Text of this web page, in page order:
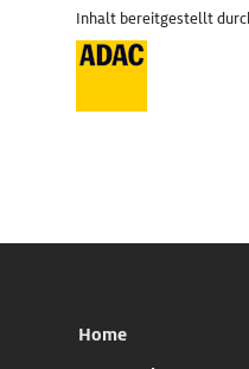
Inhalt bereitgestellt
Home